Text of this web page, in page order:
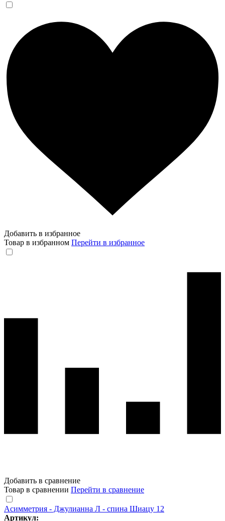
Добавить в избранное
Товар в избранном Перейти в избранное
Добавить в сравнение
Товар в сравнении Перейти в сравнение
Асимметрия - Джулианна Л - спина Шиацу 12
Артикул: